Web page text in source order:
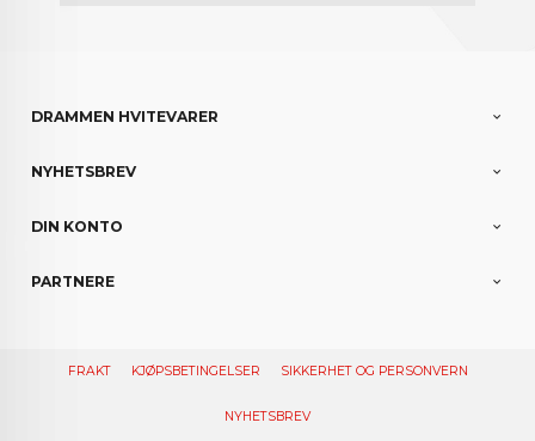
DRAMMEN HVITEVARER
NYHETSBREV
DIN KONTO
PARTNERE
FRAKT KJØPSBETINGELSER SIKKERHET OG PERSONVERN
NYHETSBREV